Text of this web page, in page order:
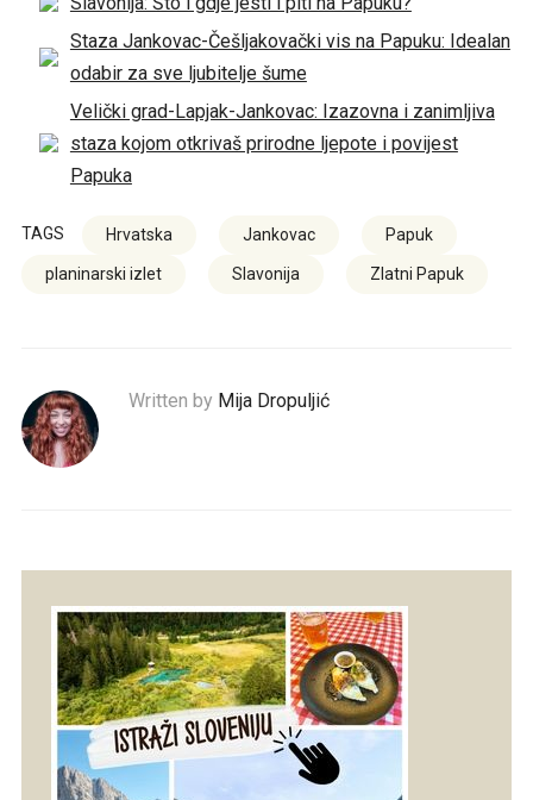
Staza Jankovac-Češljakovački vis na Papuku: Idealan
odabir za sve ljubitelje šume
Velički grad-Lapjak-Jankovac: Izazovna i zanimljiva
staza kojom otkrivaš prirodne ljepote i povijest
Papuka
TAGS Hrvatska Jankovac Papuk
planinarski izlet Slavonija Zlatni Papuk
Written by Mija Dropuljić